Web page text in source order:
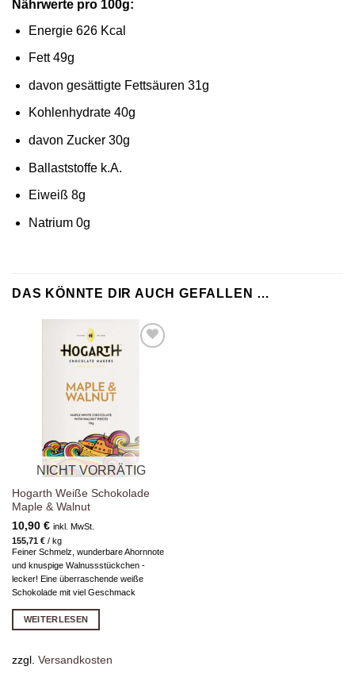
Nährwerte pro 100g:
Energie 626 Kcal
Fett 49g
davon gesättigte Fettsäuren 31g
Kohlenhydrate 40g
davon Zucker 30g
Ballaststoffe k.A.
Eiweiß 8g
Natrium 0g
DAS KÖNNTE DIR AUCH GEFALLEN …
hinzufügen
NICHT VORRÄTIG
Hogarth Weiße Schokolade
Maple & Walnut
10,90 € inkl. MwSt.
155,71 €/ kg
Feiner Schmelz, wunderbare Ahornnote
und knuspige Walnussstückchen -
lecker! Eine überraschende weiße
Schokolade mit viel Geschmack
WEITERLESEN
zzgl. Versandkosten